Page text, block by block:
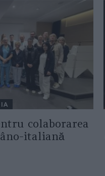
colaborarea
italiană